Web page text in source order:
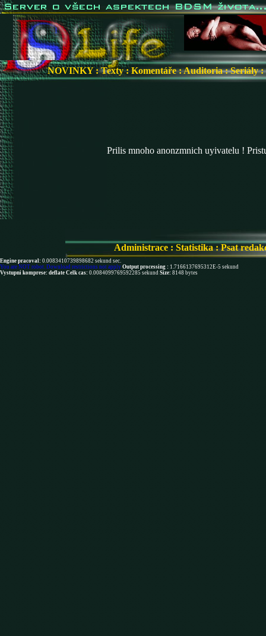
NOVINKY:Texty: Komentáře:Auditoria:Seriály:
Prilis mnoho anonzmnich uyivatelu !
Administrace : Statistika:Psat
Engine pracoval: 0.0083410739898682 sekund sec.
You are NOT robot. Download restrictions not apply Output processing : 1.7166137695312E-5 sekund
Vystupni komprese: deflate Celk cas: 0.0084099769592285 sekund Size: 8148 bytes